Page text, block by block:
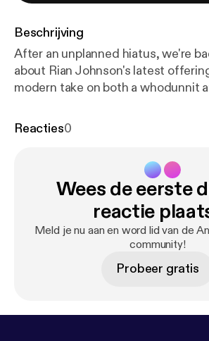
Beschrijving
After an unplanned hiatus, we're
about Rian Johnson's latest
modern take on both a whodunnit
Thrombey family morality, the
Reacties0
Wees de eerste
reactie
Meld je nu aan en word lid van de
community!
Probeer gratis